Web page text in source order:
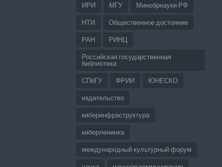
ИРИ МГУ Минобрнауки РФ
НТИ Общественное достояние
РАН РИНЦ
Российская государственная
библиотека
СПбГУ ФРИИ ЮНЕСКО
издательство
киберинфраструктура
киберленинка
международный культурный форум